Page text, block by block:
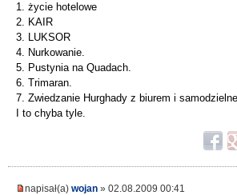
1. życie hotelowe
2. KAIR
3. LUKSOR
4. Nurkowanie.
5. Pustynia na Quadach.
6. Trimaran.
7. Zwiedzanie Hurghady z biurem i
I to chyba tyle.
napisał(a) wojan » 02.08.2009 00:41